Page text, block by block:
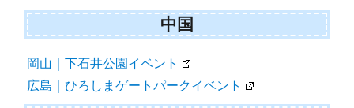
中国
岡山｜下石井公園イベント
広島｜ひろしまゲートパークイベント